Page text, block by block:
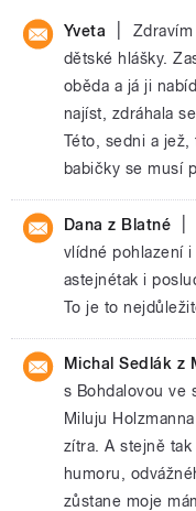
Yveta
dětské hlášky.
oběda a já ji
najíst, zdráhala
Této, sedni a
babičky se musí
Dana z Blatné
vlídné pohlazení
astejnétak i
To je to
Michal Sedlák z
s Bohdalovou ve
Miluju
zítra. A stejně
humoru,
zůstane moje